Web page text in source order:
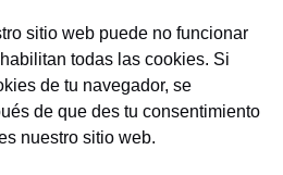
sitio web puede no funcionar
todas las cookies. Si
de tu navegador, se
de que des tu consentimiento
nuestro sitio web.